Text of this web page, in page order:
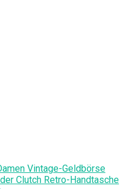
Vintage-Geldbörse
Clutch Retro-Handtasche